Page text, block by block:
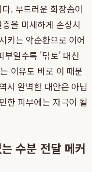
. 부드러운 화장솜이
을 미세하게 손상시
키는 악순환으로 이어
부일수록 '닦토' 대신
이유도 바로 이 때문
시 완벽한 대안은 아닙
한 피부에는 자극이 될
수분 전달 메커